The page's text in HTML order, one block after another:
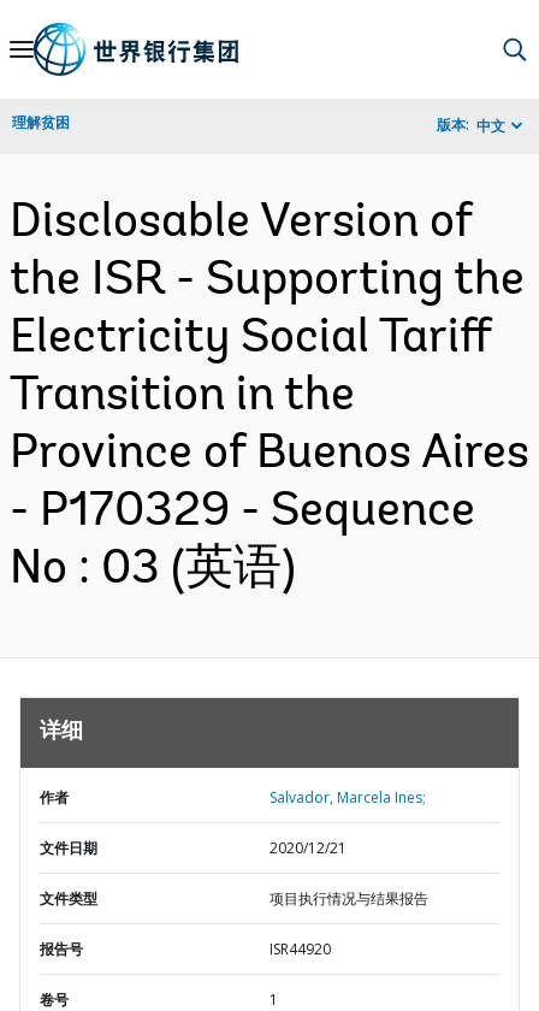
Skip
Navigation
理解贫困 版本: 中文
Disclosable Version of
the ISR - Supporting the
Electricity Social Tariff
Transition in the
Province of Buenos Aires
- P170329 - Sequence
No : 03 (英语)
详细
作者 Salvador, Marcela Ines;
文件日期 2020/12/21
文件类型 项目执行情况与结果报告
报告号 ISR44920
卷号 1